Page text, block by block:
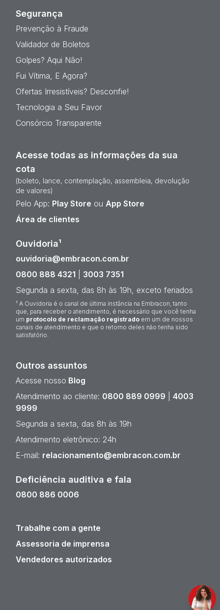
Segurança
Prevenção à Fraude
Validador de Boletos
Golpes? Aqui Não!
Fui Vítima, E Agora?
Ofertas Irresistíveis? Desconfie!
Tecnologia a Seu Favor
Consórcio Transparente
Acesse todas as informações da sua
cota
(boleto, lance, contemplação, assembleia, devolução
de valores)
Pelo App: Play Store ou App Store
Área de clientes
Ouvidoria¹
ouvidoria@embracon.com.br
0800 888 4321
3003 7351
Segunda a sexta, das 8h às 19h, exceto feriados
¹ A Ouvidoria é o canal de última instância na Embracon, tanto
que, para receber o atendimento, é necessário que você tenha
um protocolo de reclamação registrado em um de nossos
canais de atendimento e que o retorno deles não tenha sido
satisfatório.
Outros assuntos
Acesse nosso Blog
Atendimento ao cliente: 0800 889 0999
4003
9999
Segunda a sexta, das 8h às 19h
Atendimento eletrônico: 24h
E-mail: relacionamento@embracon.com.br
Deficiência auditiva e fala
0800 886 0006
Trabalhe com a gente
Assessoria de imprensa
Vendedores autorizados